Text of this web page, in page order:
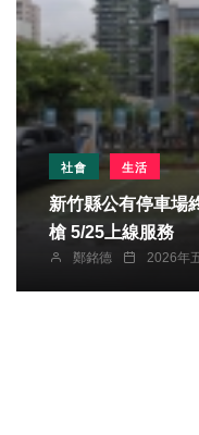
社會 生活
新竹縣公有停車場
槍 5/25上線服務
鄭銘德 2026年